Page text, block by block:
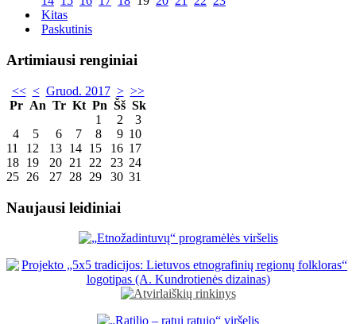
Kitas
Paskutinis
Artimiausi renginiai
<< < Gruod. 2017 > >>
Pr An Tr Kt Pn Šš Sk
1
2
3
4
5 6 7 8 9 10
11
12 13 14 15 16 17
18 19 20 21 22 23 24
25 26 27 28 29 30 31
Naujausi leidiniai